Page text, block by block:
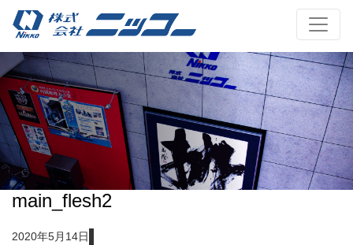
main_flesh2
2020年5月14日